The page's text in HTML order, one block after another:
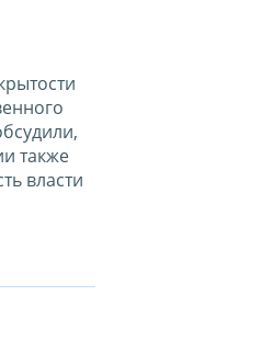
также
власти